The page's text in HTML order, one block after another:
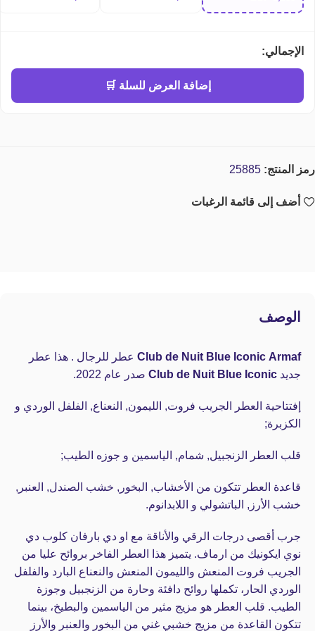
الإجمالي:
إضافة العرض للسلة 🛒
رمز المنتج: 25885
أضف إلى قائمة الرغبات
الوصف
Club de Nuit Blue Iconic Armaf
عطر للرجال . هذا عطر
جديد Club de Nuit Blue Iconic صدر عام 2022.
إفتتاحية العطر الجريب فروت, الليمون, النعناع, الفلفل الوردي و
الكزبرة;
قلب العطر الزنجبيل, شمام, الياسمين و جوزه الطيب;
قاعدة العطر تتكون من الأخشاب, البخور, خشب الصندل, العنبر,
خشب الأرز, الباتشولي و اللابدانوم.
جرب أقصى درجات الرقي والأناقة مع او دي بارفان كلوب دي
نوي ايكونيك من ارماف. يتميز هذا العطر الفاخر بروائح عليا من
الجريب فروت المنعش والليمون المنعش والنعناع البارد والفلفل
الوردي الحار، تكملها روائح دافئة وحارة من الزنجبيل وجوزة
الطيب. قلب العطر هو مزيج مثير من الياسمين والبطيخ، بينما
تتكون القاعدة من مزيج خشبي غني من البخور والعنبر والأرز